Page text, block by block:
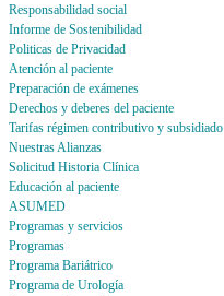
Responsabilidad social
Informe de Sostenibilidad
Politicas de Privacidad
Atención al paciente
Preparación de exámenes
Derechos y deberes del paciente
Tarifas régimen contributivo y subsidiado
Nuestras Alianzas
Solicitud Historia Clínica
Educación al paciente
ASUMED
Programas y servicios
Programas
Programa Bariátrico
Programa de Urología